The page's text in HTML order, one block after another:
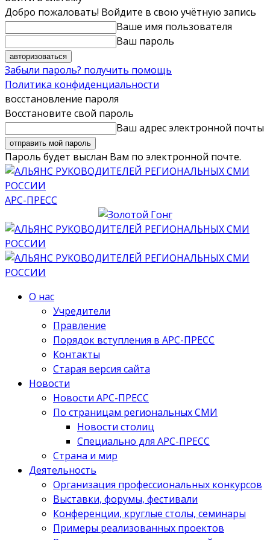
Добро пожаловать! Войдите в свою учётную запись
Ваше имя пользователя
Ваш пароль
Забыли пароль? получить помощь
Политика конфиденциальности
восстановление пароля
Восстановите свой пароль
Ваш адрес электронной почты
Пароль будет выслан Вам по электронной почте.
АРС-ПРЕСС
О нас
Учредители
Правление
Порядок вступления в АРС-ПРЕСС
Контакты
Старая версия сайта
Новости
Новости АРС-ПРЕСС
По страницам региональных СМИ
Новости столиц
Специально для АРС-ПРЕСС
Страна и мир
Деятельность
Организация профессиональных конкурсов
Выставки, форумы, фестивали
Конференции, круглые столы, семинары
Примеры реализованных проектов